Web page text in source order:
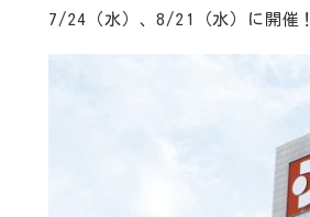
7/24（水）、8/21（水）に開催！